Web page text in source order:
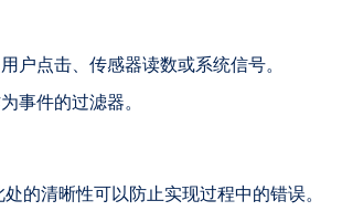
户点击、传感器读数或系统信号。
事件的过滤器。
的清晰性可以防止实现过程中的错误。